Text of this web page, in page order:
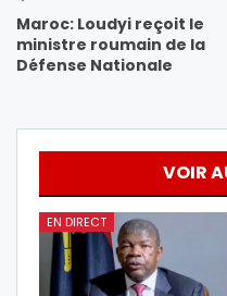
Maroc: Loudyi reçoit le
ministre roumain de la
Défense Nationale
VOIR
EN DIRECT